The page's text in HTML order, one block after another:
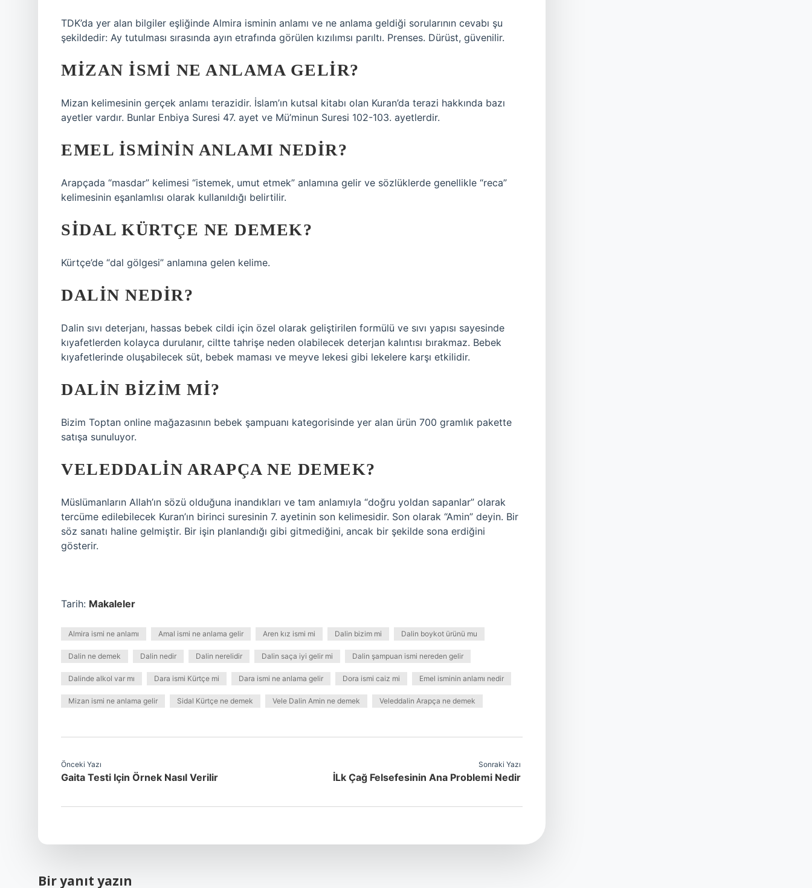
TDK’da yer alan bilgiler eşliğinde Almira isminin anlamı ve ne anlama geldiği sorularının cevabı şu
şekildedir: Ay tutulması sırasında ayın etrafında görülen kızılımsı parıltı. Prenses. Dürüst, güvenilir.
MIZAN ISMI NE ANLAMA GELIR?
Mizan kelimesinin gerçek anlamı terazidir. İslam’ın kutsal kitabı olan Kuran’da terazi hakkında bazı
ayetler vardır. Bunlar Enbiya Suresi 47. ayet ve Mü’minun Suresi 102-103. ayetlerdir.
EMEL ISMININ ANLAMI NEDIR?
Arapçada “masdar” kelimesi “istemek, umut etmek” anlamına gelir ve sözlüklerde genellikle “reca”
kelimesinin eşanlamlısı olarak kullanıldığı belirtilir.
SIDAL KÜRTÇE NE DEMEK?
Kürtçe’de “dal gölgesi” anlamına gelen kelime.
DALIN NEDIR?
Dalin sıvı deterjanı, hassas bebek cildi için özel olarak geliştirilen formülü ve sıvı yapısı sayesinde
kıyafetlerden kolayca durulanır, ciltte tahrişe neden olabilecek deterjan kalıntısı bırakmaz. Bebek
kıyafetlerinde oluşabilecek süt, bebek maması ve meyve lekesi gibi lekelere karşı etkilidir.
DALIN BIZIM MI?
Bizim Toptan online mağazasının bebek şampuanı kategorisinde yer alan ürün 700 gramlık pakette
satışa sunuluyor.
VELEDDALIN ARAPÇA NE DEMEK?
Müslümanların Allah’ın sözü olduğuna inandıkları ve tam anlamıyla “doğru yoldan sapanlar” olarak
tercüme edilebilecek Kuran’ın birinci suresinin 7. ayetinin son kelimesidir. Son olarak “Amin” deyin. Bir
söz sanatı haline gelmiştir. Bir işin planlandığı gibi gitmediğini, ancak bir şekilde sona erdiğini
gösterir.
Tarih: Makaleler
Almira ismi ne anlamı Amal ismi ne anlama gelir Aren kız ismi mi Dalin bizim mi Dalin boykot ürünü mu
Dalin ne demek Dalin nedir Dalin nerelidir Dalin saça iyi gelir mi Dalin şampuan ismi nereden gelir
Dalinde alkol var mı Dara ismi Kürtçe mi Dara ismi ne anlama gelir Dora ismi caiz mi Emel isminin anlamı nedir
Mizan ismi ne anlama gelir Sidal Kürtçe ne demek Vele Dalin Amin ne demek Veleddalin Arapça ne demek
Önceki Yazı
Gaita Testi Için Örnek Nasıl Verilir
Sonraki Yazı
İLk Çağ Felsefesinin Ana Problemi Nedir
Bir yanıt yazın